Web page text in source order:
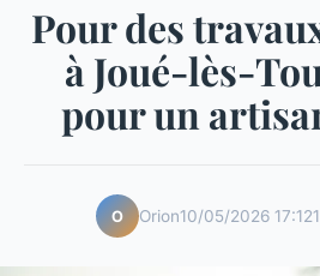
Pour des
à Joué-lès-
pour un
O Orion10/05/2026 17:12